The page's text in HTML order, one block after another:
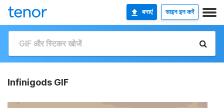
बनाएं साइन इन करें
Infinigods GIF